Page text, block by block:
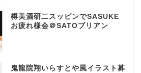
樽美酒研二スッピンでSASUKE
お疲れ様会＠SATOブリアン
鬼龍院翔いらすとや風イラスト募